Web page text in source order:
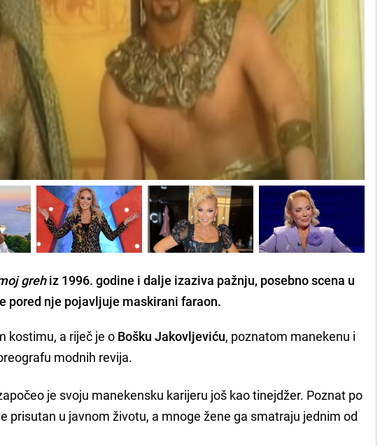
grehiz 1996. godine i dalje izaziva pažnju, posebno scena u
pored nje pojavljuje maskirani faraon.
kostimu, a riječ je o Bošku Jakovljeviću, poznatom manekenu i
modnih revija.
je svoju manekensku karijeru još kao tinejdžer. Poznat po
prisutan u javnom životu, a mnoge žene ga smatraju jednim od